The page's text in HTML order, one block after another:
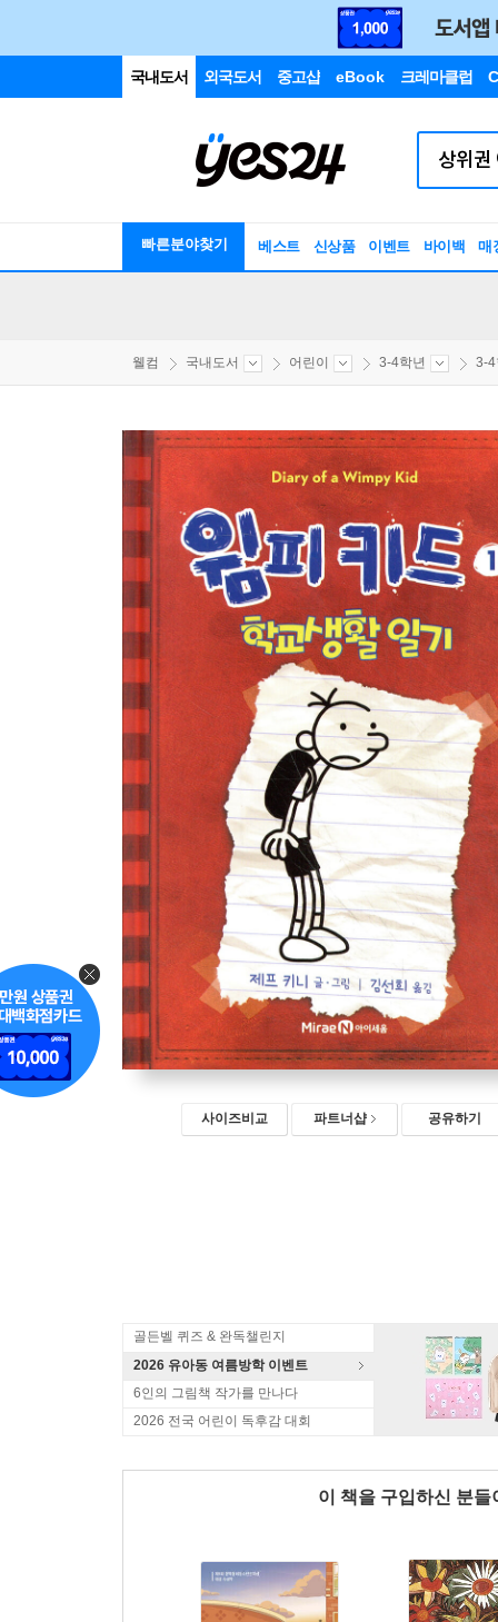
국내도서 외국도서 중고샵 eBook 크레마클럽
빠른분야찾기 베스트 신상품 이벤트 바이백 매
웰컴 국내도서 어린이 3-4학년 3-4
사이즈비교 파트너샵 공유하기
골든벨 퀴즈 & 완독챌린지
2026 유아동 여름방학 이벤트
6인의 그림책 작가를 만나다
2026 전국 어린이 독후감 대회
이 책을 구입하신 분